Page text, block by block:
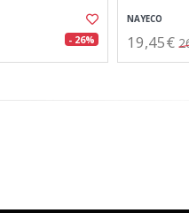
- 26%
NAYECO
19,45€